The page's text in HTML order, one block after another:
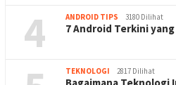
4 ANDROID TIPS 3180 Dilihat
7 Android Terkini
TEKNOLOGI 2817 Dilihat